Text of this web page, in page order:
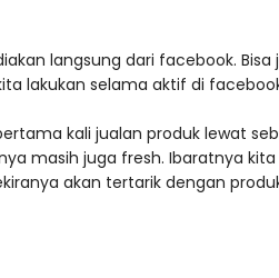
langsung dari facebook.
lakukan selama aktif di
kali jualan produk lewat
masih juga fresh. Ibaratnya
akan tertarik dengan